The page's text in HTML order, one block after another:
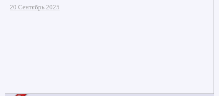
20 Сентябрь 2025